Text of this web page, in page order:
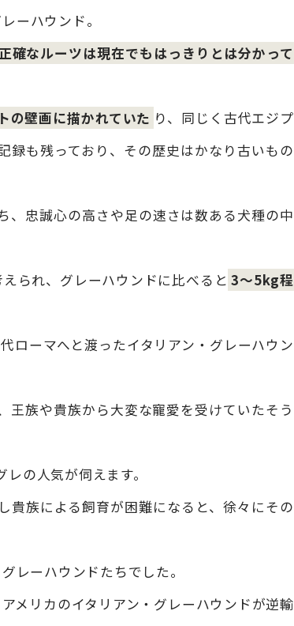
ーハウンド。
確なルーツは現在でもはっきりとは分かって
の壁画に描かれていた り、同じく古代エジプ
録も残っており、その歴史はかなり古いもの
、忠誠心の高さや足の速さは数ある犬種の中
られ、グレーハウンドに比べると 3〜5kg程
ローマへと渡ったイタリアン・グレーハウン
族や貴族から大変な寵愛を受けていたそう
の人気が伺えます。
貴族による飼育が困難になると、徐々にその
レーハウンドたちでした。
メリカのイタリアン・グレーハウンドが逆輸